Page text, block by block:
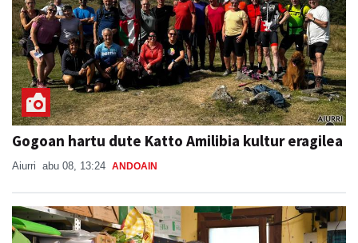
Gogoan hartu dute Katto Amilibia kultur eragilea
Aiurri abu 08, 13:24 ANDOAIN